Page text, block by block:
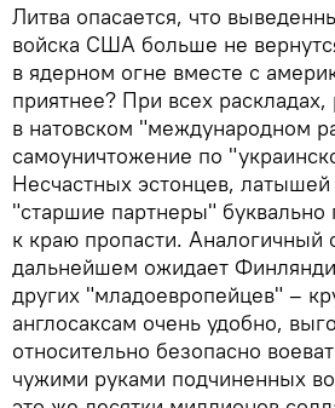
Литва опасается, что
войска США больше не
в ядерном огне вместе с
приятнее? При всех раскладах,
в натовском "международном
самоуничтожение по
Несчастных эстонцев, латышей
"старшие партнеры"
к краю пропасти. Аналогичный
дальнейшем ожидает
других "младоевропейцев" –
англосаксам очень удобно,
относительно безопасно
чужими руками подчиненных